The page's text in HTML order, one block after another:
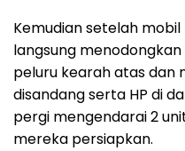
Kemudian setelah
langsung
peluru kearah atas dan
disandang serta HP di
pergi mengendarai 2
mereka persiapkan.